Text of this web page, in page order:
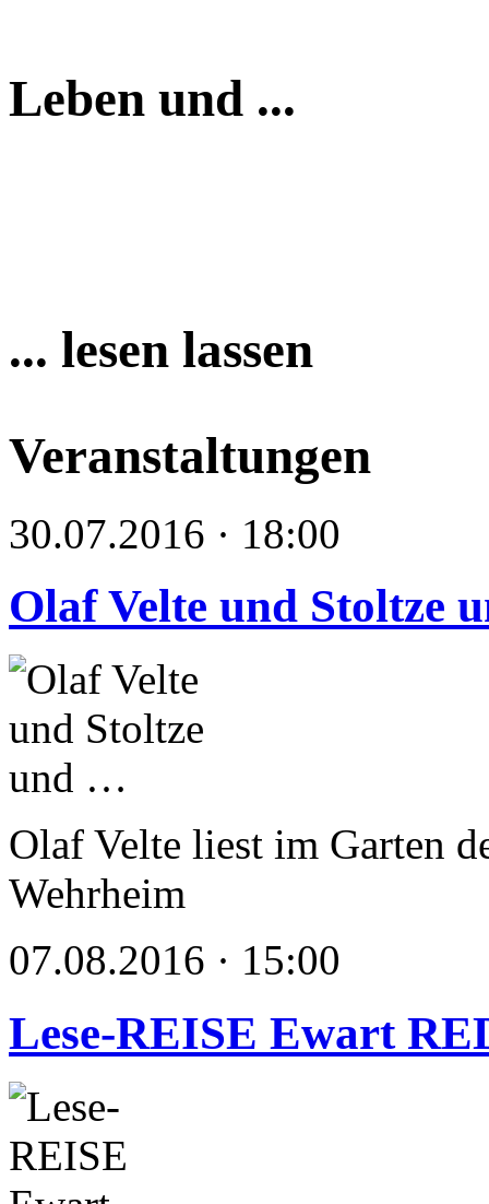
Leben und ...
... lesen lassen
Veranstaltungen
30.07.2016 · 18:00
Olaf Velte und Stoltze
Olaf Velte liest im Garten
Wehrheim
07.08.2016 · 15:00
Lese-REISE Ewart